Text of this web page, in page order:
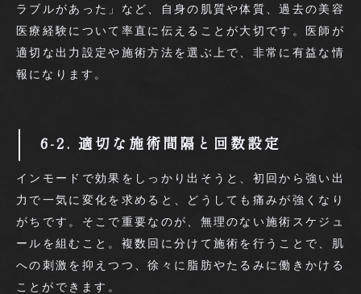
ラブルがあった」など、自身の肌質や体質、過去の美容
医療経験について率直に伝えることが大切です。医師が
適切な出力設定や施術方法を選ぶ上で、非常に有益な情
報になります。
6-2. 適切な施術間隔と回数設定
インモードで効果をしっかり出そうと、初回から強い出
力で一気に変化を求めると、どうしても痛みが強くなり
がちです。そこで重要なのが、無理のない施術スケジュ
ールを組むこと。複数回に分けて施術を行うことで、肌
への刺激を抑えつつ、徐々に脂肪やたるみに働きかける
ことができます。